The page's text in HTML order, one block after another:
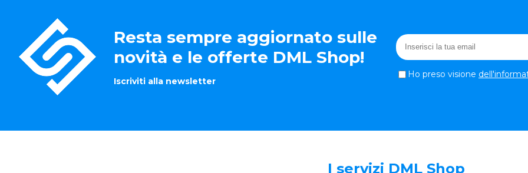
Resta sempre aggiornato sulle
novità e le offerte DML Shop!
Iscriviti alla newsletter
Ho preso visione
I servizi DML Shop